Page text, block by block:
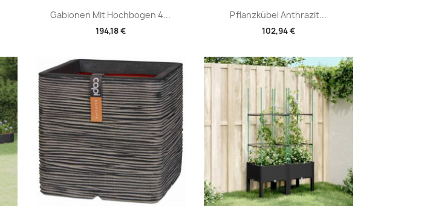
Gabionen Mit Hochbogen 4...
194,18 €
Pflanzkübel Anthrazit...
102,94 €